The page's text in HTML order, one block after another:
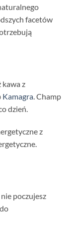
facetów
kawa z
Kamagra . Champ
dzień.
z
poczujesz